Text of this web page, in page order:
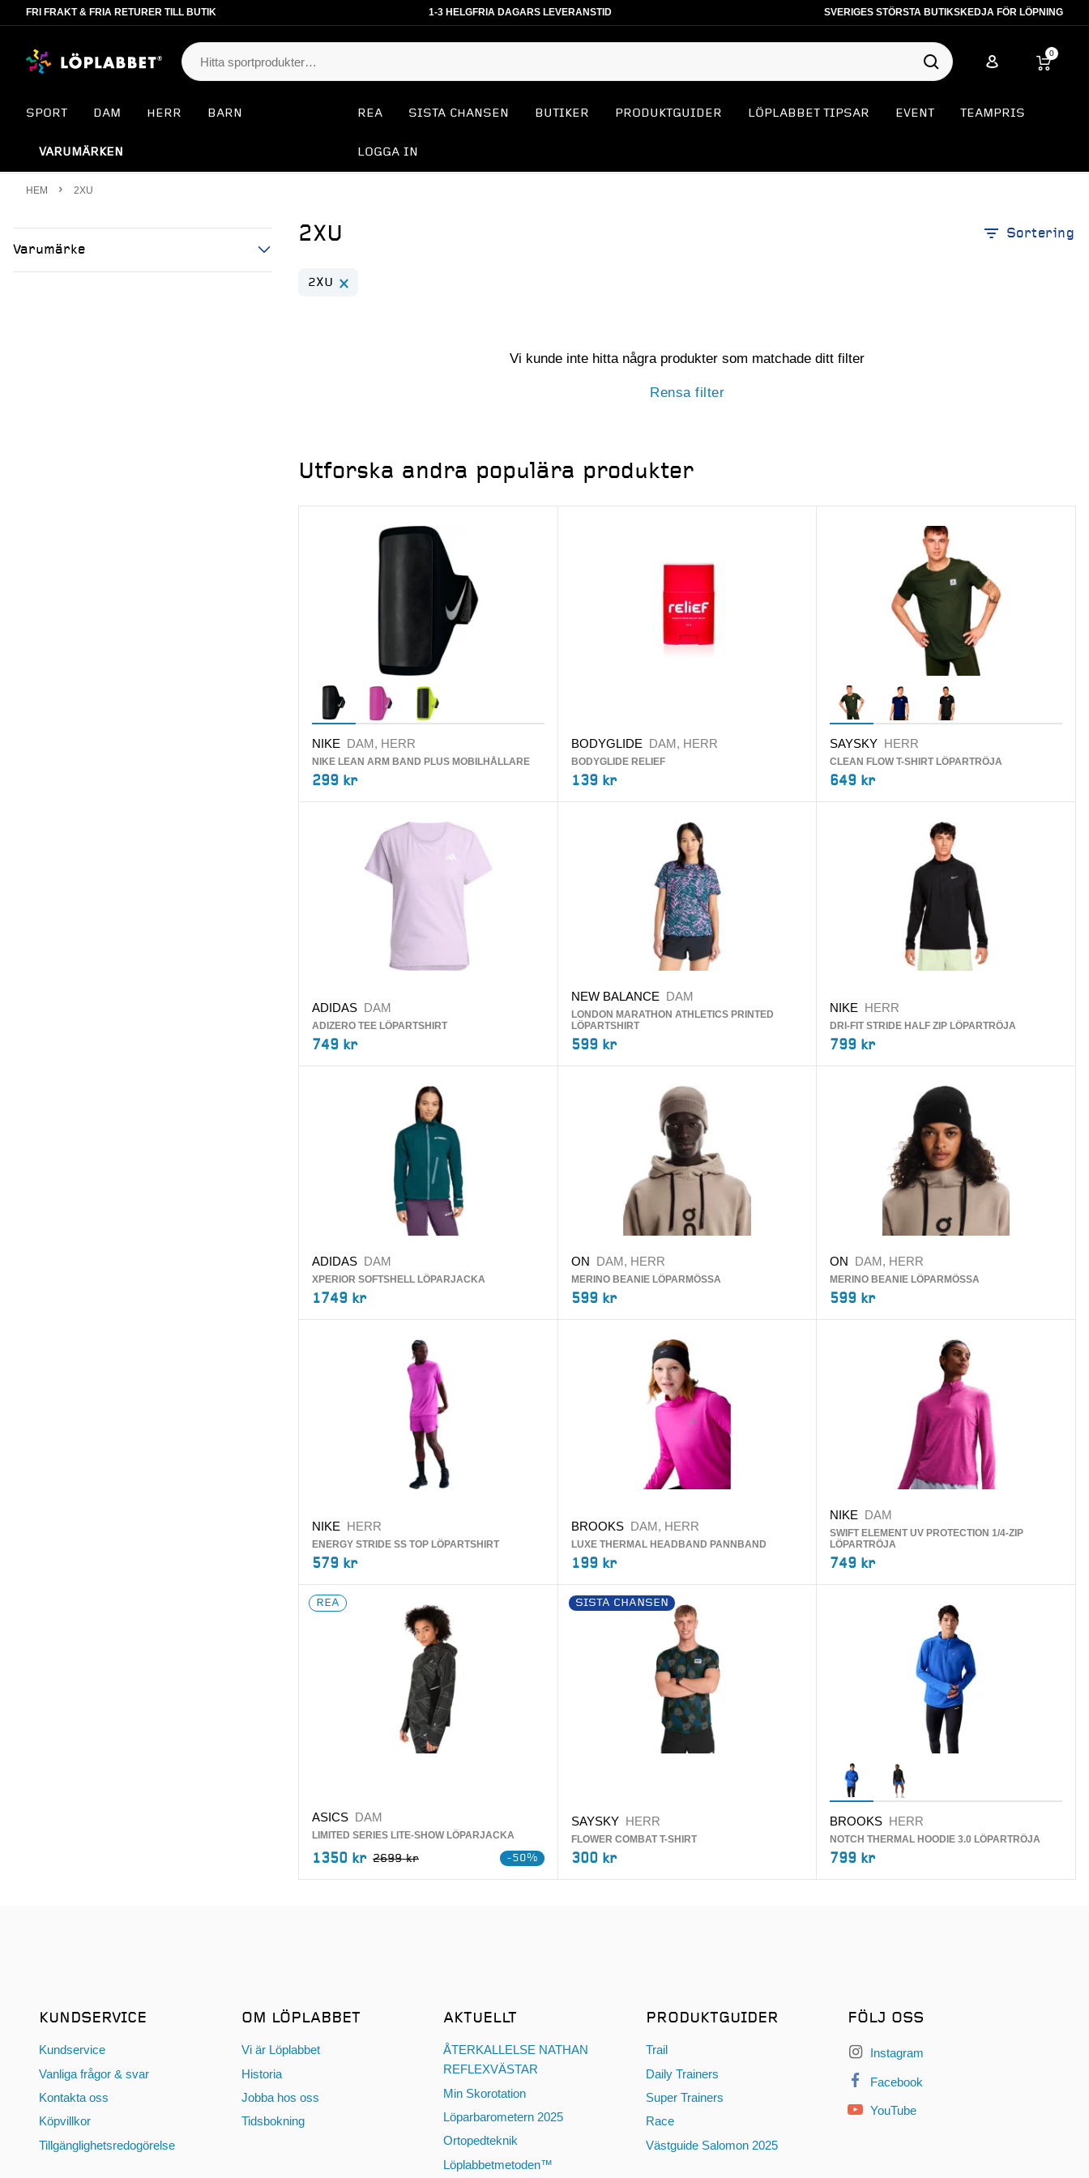
FRI FRAKT & FRIA RETURER TILL BUTIK 1-3 HELGFRIA DAGARS LEVERANSTID SVERIGES STÖRSTA BUTIKSKEDJA FÖR LÖPNING
0
SPORT DAM HERR BARN
VARUMÄRKEN
REA SISTA CHANSEN BUTIKER PRODUKTGUIDER LÖPLABBET TIPSAR EVENT TEAMPRIS
LOGGA IN
HEM 2XU
Varumärke
2XU Sortering
2XU
Vi kunde inte hitta några produkter som matchade ditt filter
Rensa filter
Utforska andra populära produkter
NIKE DAM, HERR
NIKE LEAN ARM BAND PLUS MOBILHÅLLARE
299 kr
BODYGLIDE DAM, HERR
BODYGLIDE RELIEF
139 kr
SAYSKY HERR
CLEAN FLOW T-SHIRT LÖPARTRÖJA
649 kr
ADIDAS DAM
ADIZERO TEE LÖPARTSHIRT
749 kr
NEW BALANCE DAM
LONDON MARATHON ATHLETICS PRINTED
LÖPARTSHIRT
599 kr
NIKE HERR
DRI-FIT STRIDE HALF ZIP LÖPARTRÖJA
799 kr
ADIDAS DAM
XPERIOR SOFTSHELL LÖPARJACKA
1749 kr
ON DAM, HERR
MERINO BEANIE LÖPARMÖSSA
599 kr
ON DAM, HERR
MERINO BEANIE LÖPARMÖSSA
599 kr
NIKE HERR
ENERGY STRIDE SS TOP LÖPARTSHIRT
579 kr
BROOKS DAM, HERR
LUXE THERMAL HEADBAND PANNBAND
199 kr
NIKE DAM
SWIFT ELEMENT UV PROTECTION 1/4-ZIP
LÖPARTRÖJA
749 kr
REA
ASICS DAM
LIMITED SERIES LITE-SHOW LÖPARJACKA
1350 kr 2699 kr -50%
SISTA CHANSEN
SAYSKY HERR
FLOWER COMBAT T-SHIRT
300 kr
BROOKS HERR
NOTCH THERMAL HOODIE 3.0 LÖPARTRÖJA
799 kr
KUNDSERVICE
Kundservice
Vanliga frågor & svar
Kontakta oss
Köpvillkor
Tillgänglighetsredogörelse
OM LÖPLABBET
Vi är Löplabbet
Historia
Jobba hos oss
Tidsbokning
AKTUELLT
ÅTERKALLELSE NATHAN
REFLEXVÄSTAR
Min Skorotation
Löparbarometern 2025
Ortopedteknik
Löplabbetmetoden™
PRODUKTGUIDER
Trail
Daily Trainers
Super Trainers
Race
Västguide Salomon 2025
FÖLJ OSS
Instagram
Facebook
YouTube